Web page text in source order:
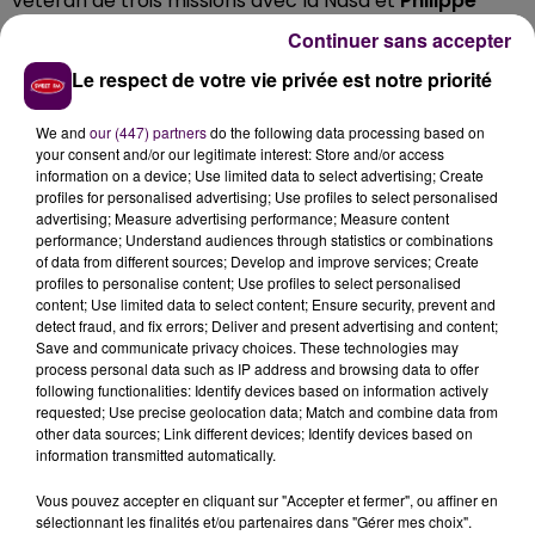
, qui a passé dix-neuf heures en dehors de la
Station spatiale internationale pour des travaux de
maintenance. Tous les quatre échangeront avec le
public.
AUTEURS ET DESSINATEURS
TOUJOURS PRÉSENTS
Comme toujours, plusieurs auteurs et dessinateurs
seront présents. Des habitués, comme Patrice
Buendia sur la série"Tanguy et Laverdure Classic",
Wallace pour le manga"D-Day Stories", mais aussi
quelques nouveaux, comme Ceka, auteur d’un album
sur Apollo 11, ou Chendi, avec les nouveaux tomes de
sa"Rhapsodie du ciel".
UNE OCCASION DE VISITER LA BASE
AÉRIENNE 105
Le respect de votre vie privée est notre priorité
We and our (447) partnersdo the following data processing based on
your consent and/or our legitimate interest: Store and/or access
information on a device; Use limited data to select advertising; Create
profiles for personalised advertising; Use profiles to select personalised
advertising; Measure advertising performance; Measure content
performance; Understand audiences through statistics or combinations
of data from different sources; Develop and improve services; Create
profiles to personalise content; Use profiles to select personalised
content; Use limited data to select content; Ensure security, prevent and
detect fraud, and fix errors; Deliver and present advertising and content;
Save and communicate privacy choices. These technologies may
process personal data such as IP address and browsing data to offer
following functionalities: Identify devices based on information actively
requested; Use precise geolocation data; Match and combine data from
other data sources; Link different devices; Identify devices based on
information transmitted automatically.
Vous pouvez accepter en cliquant sur "Accepter et fermer", ou affiner en
sélectionnant les finalités et/ou partenaires dans "Gérer mes choix".
Continuer sans accepter